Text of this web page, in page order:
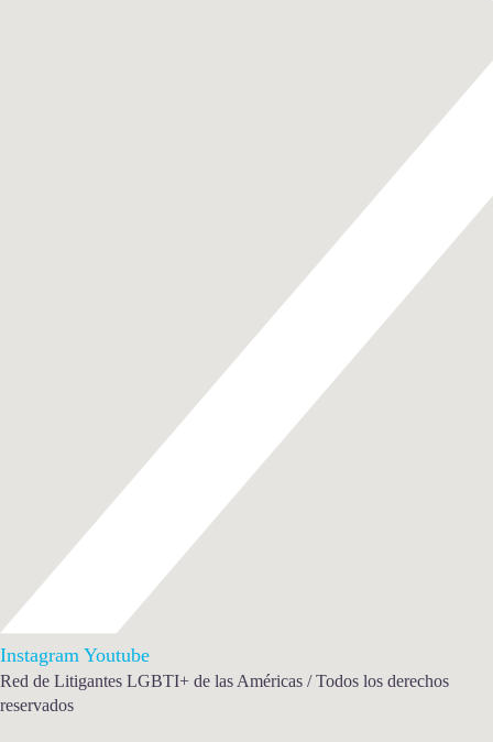
Instagram Youtube
Red de Litigantes LGBTI+ de las Américas / Todos los derechos
reservados